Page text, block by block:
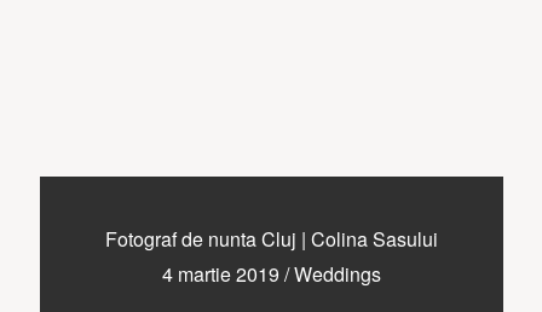
Fotograf de nunta Cluj | Colina Sasului
4 martie 2019 /Weddings